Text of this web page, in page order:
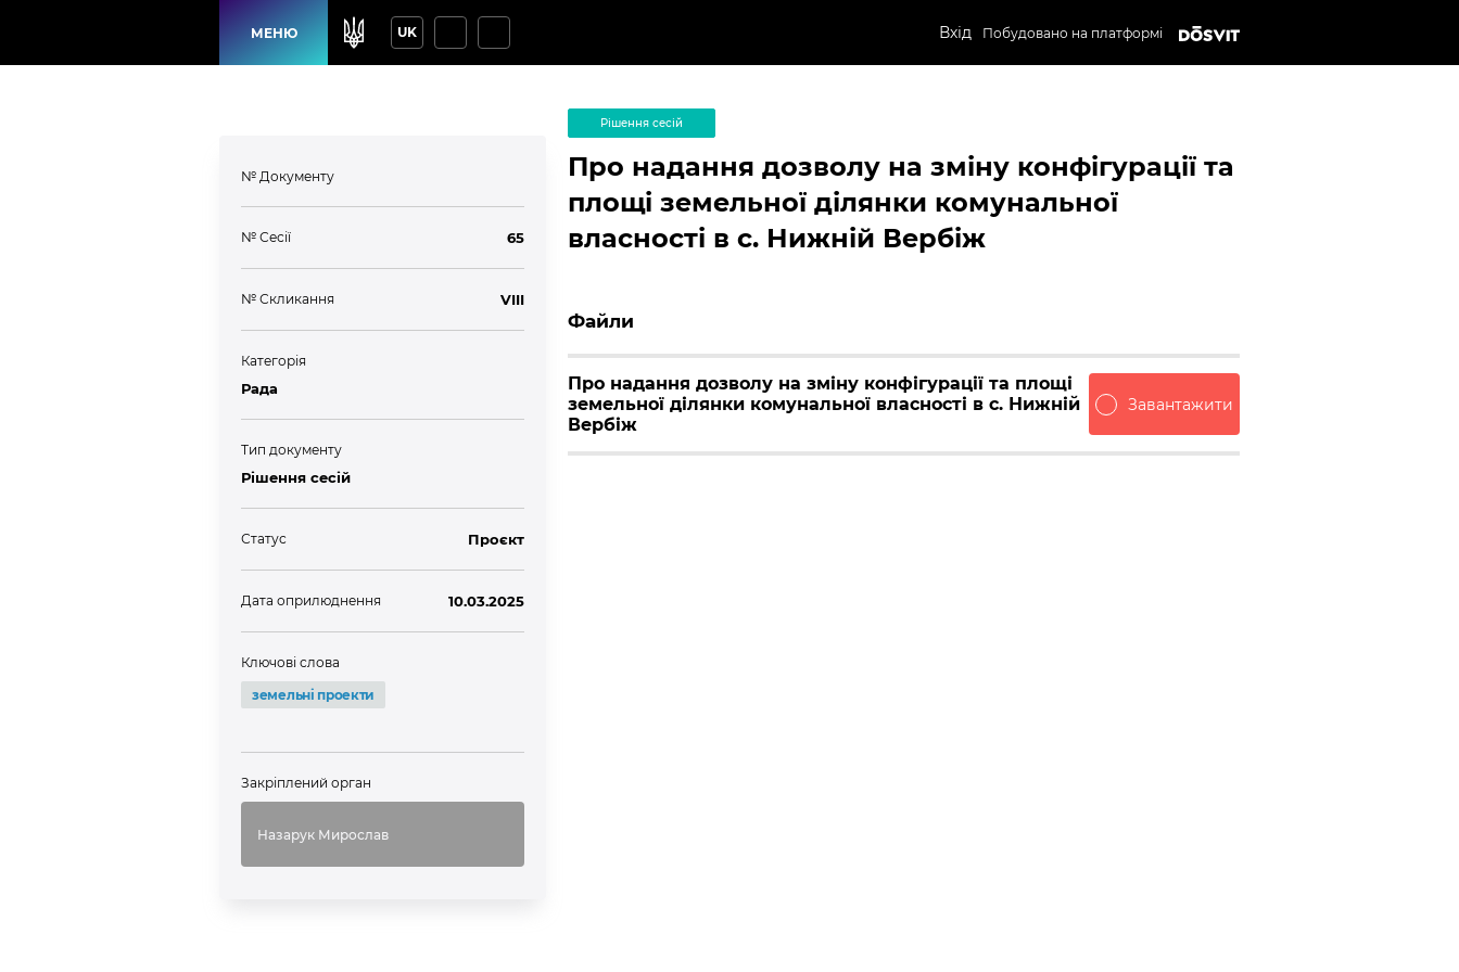
МЕНЮ UK Вхід Побудовано на платформі
№ Документу
№ Сесії 65
№ Скликання VIII
Категорія
Рада
Тип документу
Рішення сесій
Статус Проєкт
Дата оприлюднення 10.03.2025
Ключові слова
земельні проекти
Закріплений орган
Назарук Мирослав
Рішення сесій
Про надання дозволу на зміну конфігурації та
площі земельної ділянки комунальної
власності в с. Нижній Вербіж
Файли
Про надання дозволу на зміну конфігурації та площі
земельної ділянки комунальної власності в с. Нижній
Вербіж
Завантажити